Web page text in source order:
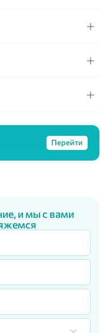
Перейти
и мы с вами